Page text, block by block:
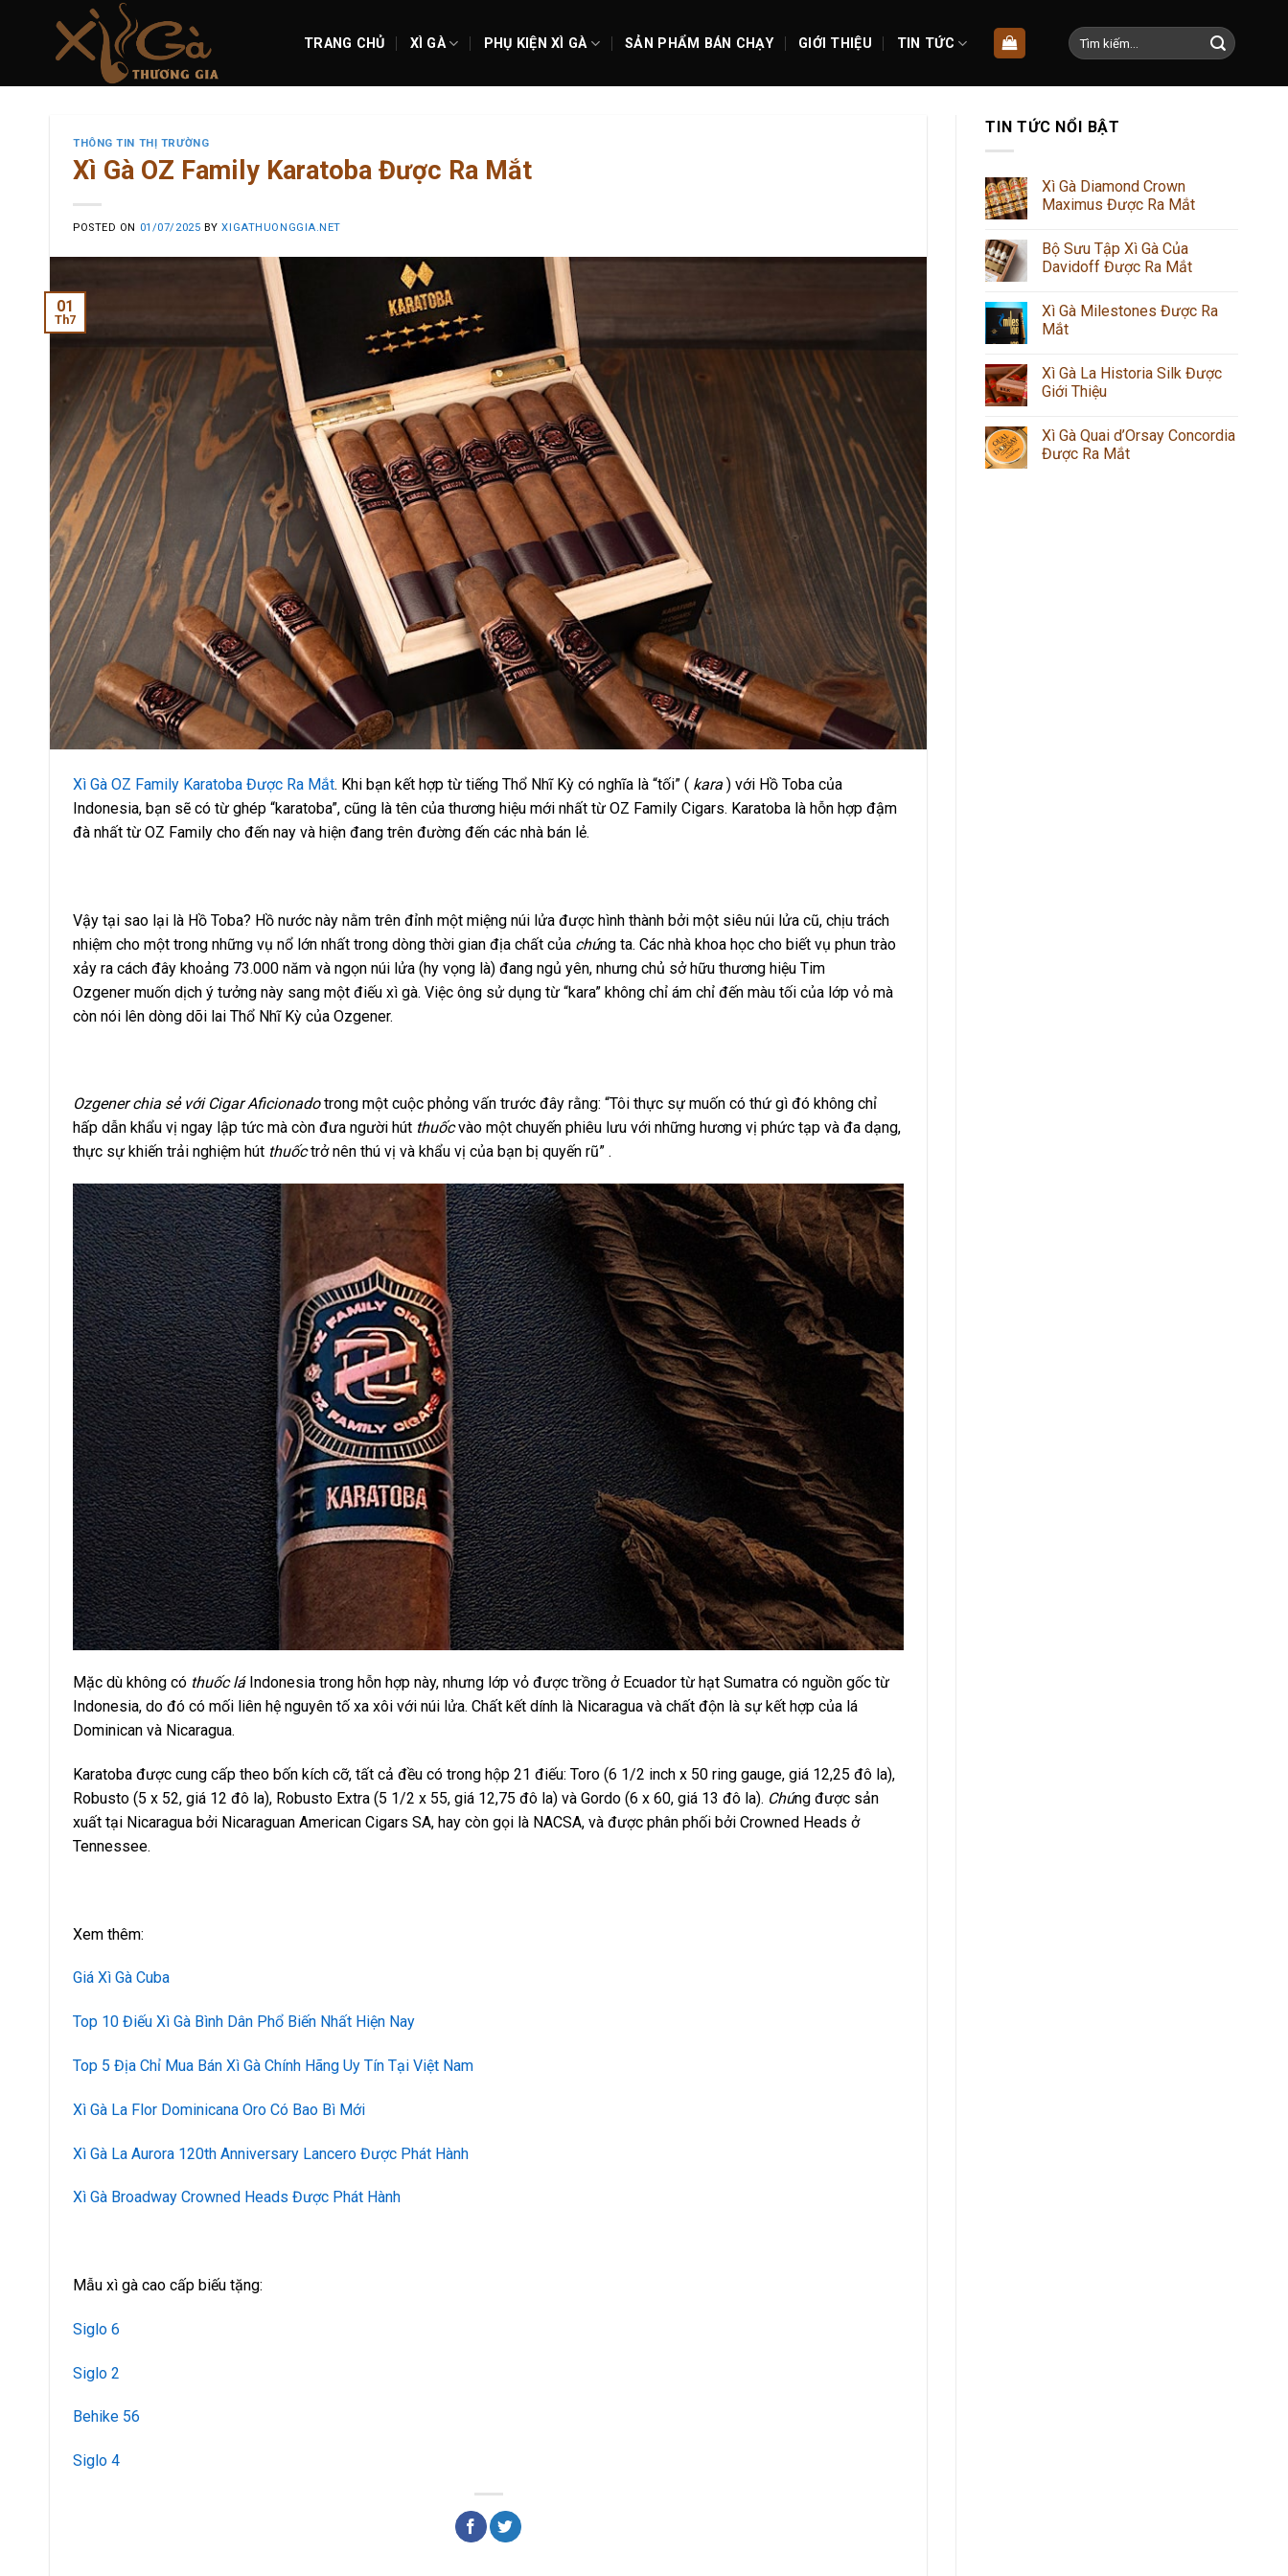
TRANG CHỦ XÌ GÀ PHỤ KIỆN XÌ GÀ SẢN PHẨM BÁN CHẠY GIỚI THIỆU TIN TỨC
Tìm
kiếm:
THÔNG TIN THỊ TRƯỜNG
Xì Gà OZ Family Karatoba Được Ra Mắt
POSTED ON 01/07/2025 BYXIGATHUONGGIA.NET
01
Th7
Xì Gà OZ Family Karatoba Được Ra Mắt. Khi bạn kết hợp từ tiếng Thổ Nhĩ Kỳ có nghĩa là “tối” ( kara ) với Hồ Toba của
Indonesia, bạn sẽ có từ ghép “karatoba”, cũng là tên của thương hiệu mới nhất từ ​​OZ Family Cigars. Karatoba là hỗn hợp đậm
đà nhất từ ​​OZ Family cho đến nay và hiện đang trên đường đến các nhà bán lẻ.
Vậy tại sao lại là Hồ Toba? Hồ nước này nằm trên đỉnh một miệng núi lửa được hình thành bởi một siêu núi lửa cũ, chịu trách
nhiệm cho một trong những vụ nổ lớn nhất trong dòng thời gian địa chất của chúng ta. Các nhà khoa học cho biết vụ phun trào
xảy ra cách đây khoảng 73.000 năm và ngọn núi lửa (hy vọng là) đang ngủ yên, nhưng chủ sở hữu thương hiệu Tim
Ozgener muốn dịch ý tưởng này sang một điếu xì gà. Việc ông sử dụng từ “kara” không chỉ ám chỉ đến màu tối của lớp vỏ mà
còn nói lên dòng dõi lai Thổ Nhĩ Kỳ của Ozgener.
Ozgener chia sẻ với Cigar Aficionadotrong một cuộc phỏng vấn trước đây rằng: “Tôi thực sự muốn có thứ gì đó không chỉ
hấp dẫn khẩu vị ngay lập tức mà còn đưa người hút thuốcvào một chuyến phiêu lưu với những hương vị phức tạp và đa dạng,
thực sự khiến trải nghiệm hút thuốctrở nên thú vị và khẩu vị của bạn bị quyến rũ” .
Mặc dù không có thuốc lá Indonesia trong hỗn hợp này, nhưng lớp vỏ được trồng ở Ecuador từ hạt Sumatra có nguồn gốc từ
Indonesia, do đó có mối liên hệ nguyên tố xa xôi với núi lửa. Chất kết dính là Nicaragua và chất độn là sự kết hợp của lá
Dominican và Nicaragua.
Karatoba được cung cấp theo bốn kích cỡ, tất cả đều có trong hộp 21 điếu: Toro (6 1/2 inch x 50 ring gauge, giá 12,25 đô la),
Robusto (5 x 52, giá 12 đô la), Robusto Extra (5 1/2 x 55, giá 12,75 đô la) và Gordo (6 x 60, giá 13 đô la). Chúng được sản
xuất tại Nicaragua bởi Nicaraguan American Cigars SA, hay còn gọi là NACSA, và được phân phối bởi Crowned Heads ở
Tennessee.
Xem thêm:
Giá Xì Gà Cuba
Top 10 Điếu Xì Gà Bình Dân Phổ Biến Nhất Hiện Nay
Top 5 Địa Chỉ Mua Bán Xì Gà Chính Hãng Uy Tín Tại Việt Nam
Xì Gà La Flor Dominicana Oro Có Bao Bì Mới
Xì Gà La Aurora 120th Anniversary Lancero Được Phát Hành
Xì Gà Broadway Crowned Heads Được Phát Hành
Mẫu xì gà cao cấp biếu tặng:
Siglo 6
Siglo 2
Behike 56
Siglo 4
TIN TỨC NỔI BẬT
Xì Gà Diamond Crown
Maximus Được Ra Mắt
Bộ Sưu Tập Xì Gà Của
Davidoff Được Ra Mắt
Xì Gà Milestones Được Ra
Mắt
Xì Gà La Historia Silk Được
Giới Thiệu
Xì Gà Quai d’Orsay Concordia
Được Ra Mắt